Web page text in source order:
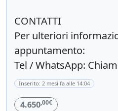
CONTATTI
Per ulteriori
appuntamento:
Tel / WhatsApp:
Inserito: 2 mesi fa alle 14:04
4.650,00€